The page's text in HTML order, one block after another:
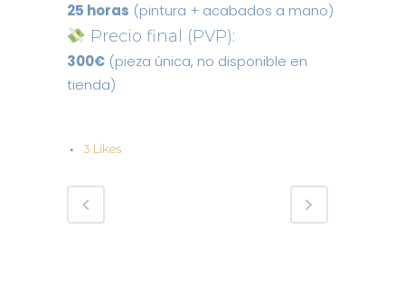
25 horas (pintura + acabados a mano)
Precio final (PVP):
300€ (pieza única, no disponible en
tienda)
3 Likes